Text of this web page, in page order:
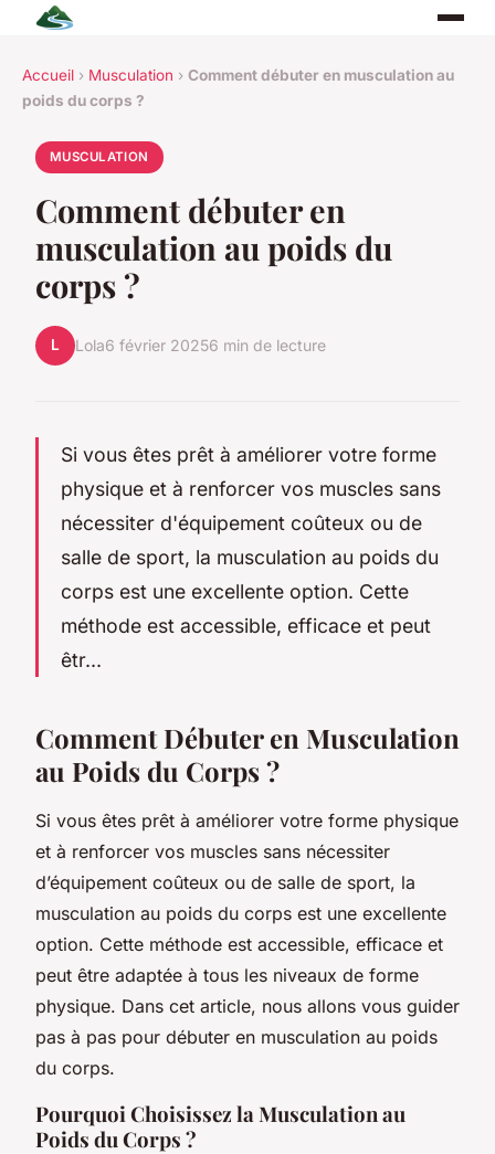
Accueil › Musculation › Comment débuter en musculation au
poids du corps ?
MUSCULATION
Comment débuter en
musculation au poids du
corps ?
L Lola6 février 20256 min de lecture
Si vous êtes prêt à améliorer votre forme
physique et à renforcer vos muscles sans
nécessiter d'équipement coûteux ou de
salle de sport, la musculation au poids du
corps est une excellente option. Cette
méthode est accessible, efficace et peut
êtr...
Comment Débuter en Musculation
au Poids du Corps ?
Si vous êtes prêt à améliorer votre forme physique
et à renforcer vos muscles sans nécessiter
d’équipement coûteux ou de salle de sport, la
musculation au poids du corps est une excellente
option. Cette méthode est accessible, efficace et
peut être adaptée à tous les niveaux de forme
physique. Dans cet article, nous allons vous guider
pas à pas pour débuter en musculation au poids
du corps.
Pourquoi Choisissez la Musculation au
Poids du Corps ?